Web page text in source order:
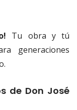
Tu obra y tú
generaciones
de Don José